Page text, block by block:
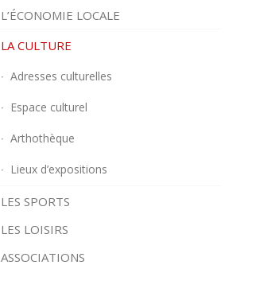
L’ÉCONOMIE LOCALE
LA CULTURE
Adresses culturelles
Espace culturel
Arthothèque
Lieux d’expositions
LES SPORTS
LES LOISIRS
ASSOCIATIONS